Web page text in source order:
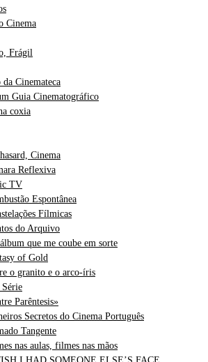
Cinema
Frágil
Cinemateca
Guia Cinematográfico
coxia
Cinema
Reflexiva
TV
Espontânea
Fílmicas
do Arquivo
que me coube em sorte
of Gold
o granito e o arco-íris
Parêntesis»
Secretos do Cinema Português
Tangente
nas aulas, filmes nas mãos